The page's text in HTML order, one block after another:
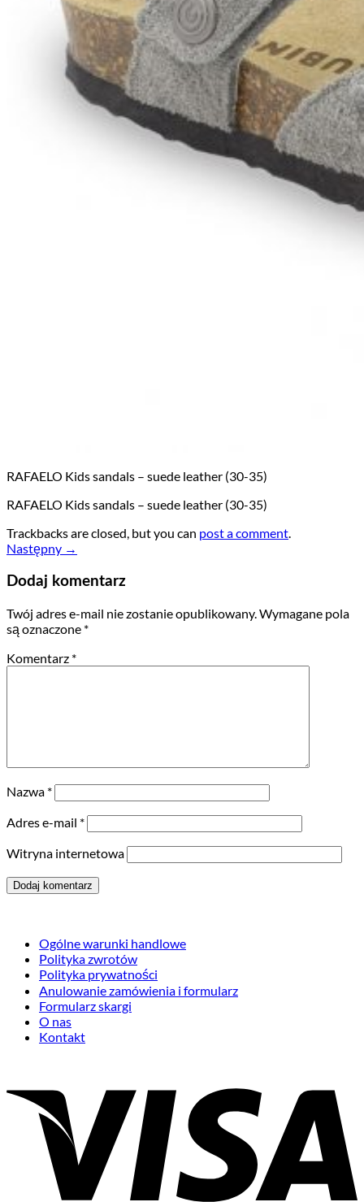
RAFAELO Kids sandals – suede leather (30-35)
RAFAELO Kids sandals – suede leather (30-35)
Trackbacks are closed, but you can post a comment.
Następny →
Dodaj komentarz
Twój adres e-mail nie zostanie opublikowany.Wymagane pola
są oznaczone *
Komentarz *
Nazwa *
Adres e-mail *
Witryna internetowa
Ogólne warunki handlowe
Polityka zwrotów
Polityka prywatności
Anulowanie zamówienia i formularz
Formularz skargi
O nas
Kontakt